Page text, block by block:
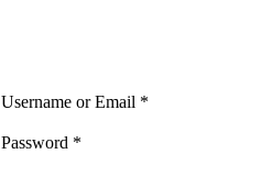
Username or Email *
Password *